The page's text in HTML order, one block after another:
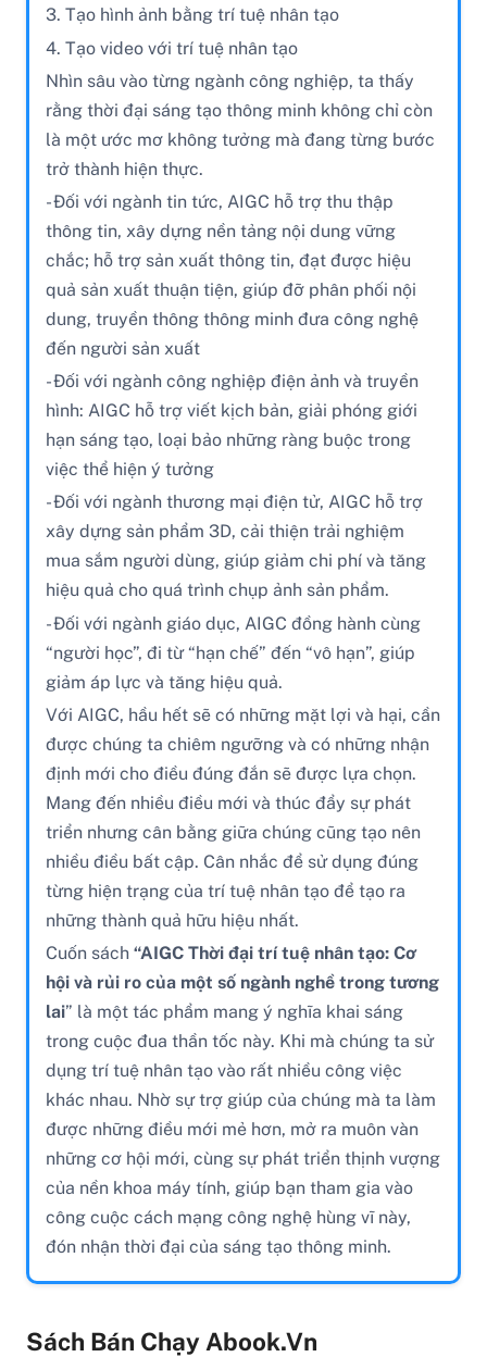
3. Tạo hình ảnh bằng trí tuệ nhân tạo
4. Tạo video với trí tuệ nhân tạo
Nhìn sâu vào từng ngành công nghiệp, ta thấy
rằng thời đại sáng tạo thông minh không chỉ còn
là một ước mơ không tưởng mà đang từng bước
trở thành hiện thực.
- Đối với ngành tin tức, AIGC hỗ trợ thu thập
thông tin, xây dựng nền tảng nội dung vững
chắc; hỗ trợ sản xuất thông tin, đạt được hiệu
quả sản xuất thuận tiện, giúp đỡ phân phối nội
dung, truyền thông thông minh đưa công nghệ
đến người sản xuất
- Đối với ngành công nghiệp điện ảnh và truyền
hình: AIGC hỗ trợ viết kịch bản, giải phóng giới
hạn sáng tạo, loại bảo những ràng buộc trong
việc thể hiện ý tưởng
- Đối với ngành thương mại điện tử, AIGC hỗ trợ
xây dựng sản phẩm 3D, cải thiện trải nghiệm
mua sắm người dùng, giúp giảm chi phí và tăng
hiệu quả cho quá trình chụp ảnh sản phẩm.
- Đối với ngành giáo dục, AIGC đồng hành cùng
“người học”, đi từ “hạn chế” đến “vô hạn”, giúp
giảm áp lực và tăng hiệu quả.
Với AIGC, hầu hết sẽ có những mặt lợi và hại, cần
được chúng ta chiêm ngưỡng và có những nhận
định mới cho điều đúng đắn sẽ được lựa chọn.
Mang đến nhiều điều mới và thúc đẩy sự phát
triển nhưng cân bằng giữa chúng cũng tạo nên
nhiều điều bất cập. Cân nhắc để sử dụng đúng
từng hiện trạng của trí tuệ nhân tạo để tạo ra
những thành quả hữu hiệu nhất.
Cuốn sách “AIGC Thời đại trí tuệ nhân tạo: Cơ
hội và rủi ro của một số ngành nghề trong tương
lai” là một tác phẩm mang ý nghĩa khai sáng
trong cuộc đua thần tốc này. Khi mà chúng ta sử
dụng trí tuệ nhân tạo vào rất nhiều công việc
khác nhau. Nhờ sự trợ giúp của chúng mà ta làm
được những điều mới mẻ hơn, mở ra muôn vàn
những cơ hội mới, cùng sự phát triển thịnh vượng
của nền khoa máy tính, giúp bạn tham gia vào
công cuộc cách mạng công nghệ hùng vĩ này,
đón nhận thời đại của sáng tạo thông minh.
Sách Bán Chạy Abook.vn